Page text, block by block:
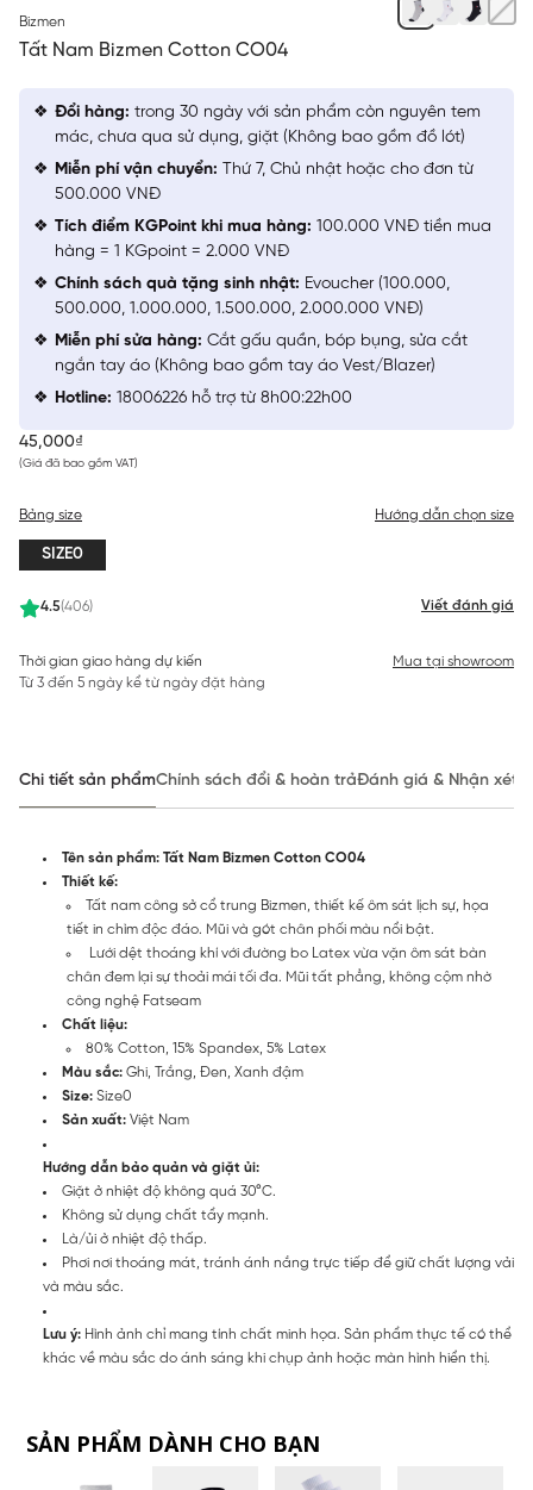
Bizmen
Tất Nam Bizmen Cotton CO04
45,000₫
(Giá đã bao gồm VAT)
4.5(406) Viết đánh giá
Bảng size Hướng dẫn chọn size
SIZE0
Thời gian giao hàng dự kiến
Từ 3 đến 5 ngày kể từ ngày đặt hàng
Mua tại showroom
Đổi hàng: trong 30 ngày với sản phẩm còn nguyên tem
mác, chưa qua sử dụng, giặt (Không bao gồm đồ lót)
Miễn phí vận chuyển: Thứ 7, Chủ nhật hoặc cho đơn từ
500.000 VNĐ
Tích điểm KGPoint khi mua hàng: 100.000 VNĐ tiền mua
hàng = 1 KGpoint = 2.000 VNĐ
Chính sách quà tặng sinh nhật: Evoucher (100.000,
500.000, 1.000.000, 1.500.000, 2.000.000 VNĐ)
Miễn phí sửa hàng: Cắt gấu quần, bóp bụng, sửa cắt
ngắn tay áo (Không bao gồm tay áo Vest/Blazer)
Hotline: 18006226 hỗ trợ từ 8h00:22h00
Chi tiết sản phẩmChính sách đổi & hoàn trảĐánh giá & Nhận xét
Tên sản phẩm: Tất Nam Bizmen Cotton CO04
Thiết kế:
Tất nam công sở cổ trung Bizmen, thiết kế ôm sát lịch sự, họa
tiết in chìm độc đáo. Mũi và gót chân phối màu nổi bật.
Lưới dệt thoáng khí với đường bo Latex vừa vặn ôm sát bàn
chân đem lại sự thoải mái tối đa. Mũi tất phẳng, không cộm nhờ
công nghệ Fatseam
Chất liệu:
80% Cotton, 15% Spandex, 5% Latex
Màu sắc: Ghi, Trắng, Đen, Xanh đậm
Size: Size0
Sản xuất: Việt Nam
Hướng dẫn bảo quản và giặt ủi:
Giặt ở nhiệt độ không quá 30°C.
Không sử dụng chất tẩy mạnh.
Là/ủi ở nhiệt độ thấp.
Phơi nơi thoáng mát, tránh ánh nắng trực tiếp để giữ chất lượng vải
và màu sắc.
Lưu ý: Hình ảnh chỉ mang tính chất minh họa. Sản phẩm thực tế có thể
khác về màu sắc do ánh sáng khi chụp ảnh hoặc màn hình hiển thị.
SẢN PHẨM DÀNH CHO BẠN